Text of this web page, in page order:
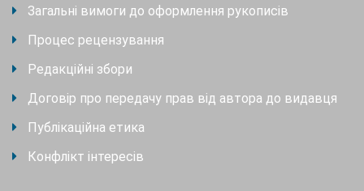
Загальні вимоги до оформлення рукописів
Процес рецензування
Редакційні збори
Договір про передачу прав від автора до видавця
Публікаційна етика
Конфлікт інтересів